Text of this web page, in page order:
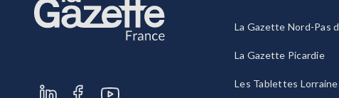
La Gazette Nord-Pas
La Gazette Picardie
Les Tablettes